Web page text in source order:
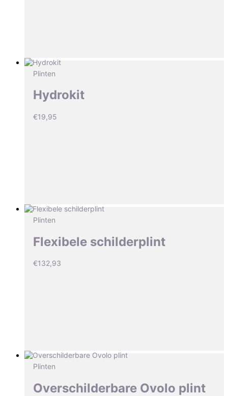
Plinten
Hydrokit
€19,95
Plinten
Flexibele schilderplint
€132,93
Plinten
Overschilderbare Ovolo plint